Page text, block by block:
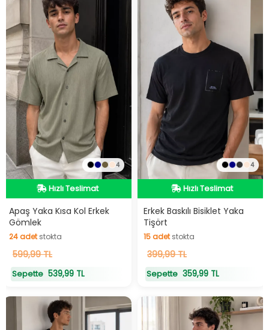
4
Hızlı Teslimat
Hızlı Teslimat
Apaş Yaka Kısa Kol Erkek
Gömlek
24adetstokta
24adetstokta
599,99 TL
Sepette 539,99 TL
4
Hızlı Teslimat
Hızlı Teslimat
Erkek Baskılı Bisiklet Yaka
Tişört
15adetstokta
15adetstokta
399,99 TL
Sepette 359,99 TL